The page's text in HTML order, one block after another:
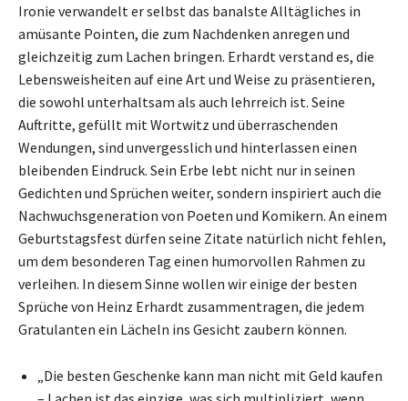
Ironie verwandelt er selbst das banalste Alltägliches in
amüsante Pointen, die zum Nachdenken anregen und
gleichzeitig zum Lachen bringen. Erhardt verstand es, die
Lebensweisheiten auf eine Art und Weise zu präsentieren,
die sowohl unterhaltsam als auch lehrreich ist. Seine
Auftritte, gefüllt mit Wortwitz und überraschenden
Wendungen, sind unvergesslich und hinterlassen einen
bleibenden Eindruck. Sein Erbe lebt nicht nur in seinen
Gedichten und Sprüchen weiter, sondern inspiriert auch die
Nachwuchsgeneration von Poeten und Komikern. An einem
Geburtstagsfest dürfen seine Zitate natürlich nicht fehlen,
um dem besonderen Tag einen humorvollen Rahmen zu
verleihen. In diesem Sinne wollen wir einige der besten
Sprüche von Heinz Erhardt zusammentragen, die jedem
Gratulanten ein Lächeln ins Gesicht zaubern können.
„Die besten Geschenke kann man nicht mit Geld kaufen